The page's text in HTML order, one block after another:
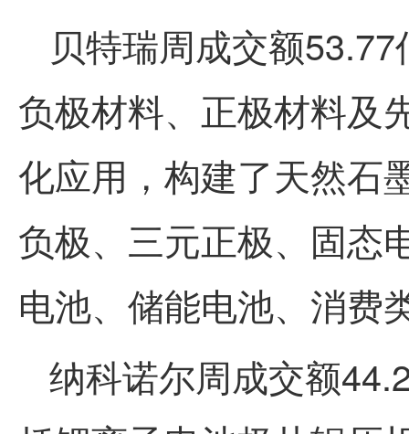
贝特瑞周成交额53.77
负极材料、正极材料及
化应用，构建了天然石
负极、三元正极、固态
电池、储能电池、消费
纳科诺尔周成交额